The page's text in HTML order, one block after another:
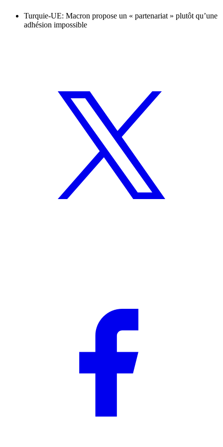
Turquie-UE: Macron propose un « partenariat » plutôt qu’une
adhésion impossible